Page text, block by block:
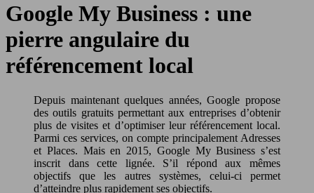
Google My Business : une
pierre angulaire du
référencement local
Depuis maintenant quelques années, Google propose
des outils gratuits permettant aux entreprises d’obtenir
plus de visites et d’optimiser leur référencement local.
Parmi ces services, on compte principalement Adresses
et Places. Mais en 2015, Google My Business s’est
inscrit dans cette lignée. S’il répond aux mêmes
objectifs que les autres systèmes, celui-ci permet
d’atteindre plus rapidement ses objectifs.